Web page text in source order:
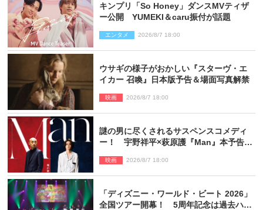
キンプリ「So Honey」ダンスMVティザ
ー公開 YUMEKI＆caru振付が話題
エンタメ 2026/8/7 18:00
ウサギの様子がおかしい『スターヴ・エ
イカー 召喚』日本版予告＆場面写真解禁
映画 2026/8/7 18:00
謎の男に尽くされるサスペンスコメディ
ー！ 宇野祥平×萩原護『Man』本予告＆
映画 2026/8/7 18:00
「ディズニー・ワールド・ビート 2026」
全国ツアー開幕！ 5周年記念は過去ハイ